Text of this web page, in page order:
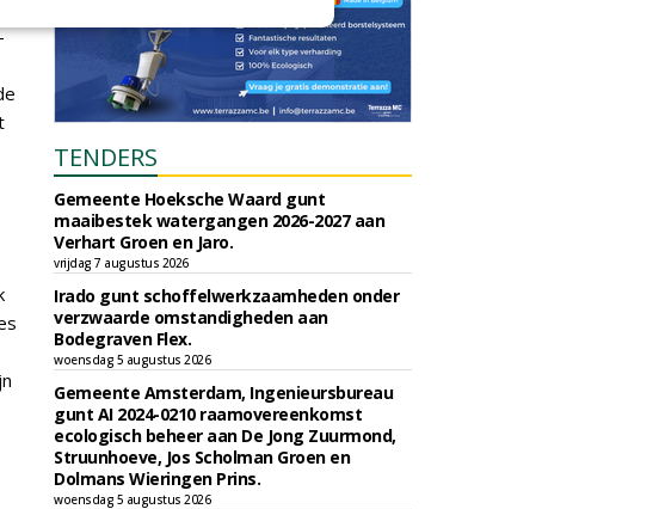
TENDERS
Gemeente Hoeksche Waard gunt
maaibestek watergangen 2026-2027 aan
Verhart Groen en Jaro.
vrijdag 7 augustus 2026
Irado gunt schoffelwerkzaamheden onder
verzwaarde omstandigheden aan
Bodegraven Flex.
woensdag 5 augustus 2026
Gemeente Amsterdam, Ingenieursbureau
gunt AI 2024-0210 raamovereenkomst
ecologisch beheer aan De Jong Zuurmond,
Struunhoeve, Jos Scholman Groen en
Dolmans Wieringen Prins.
woensdag 5 augustus 2026